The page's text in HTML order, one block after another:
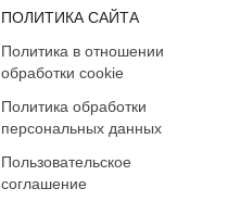
ПОЛИТИКА САЙТА
Политика в отношении
обработки cookie
Политика обработки
персональных данных
Пользовательское
соглашение